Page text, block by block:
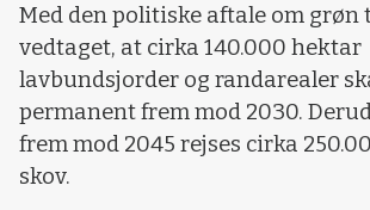
Med den politiske aftale om grøn
vedtaget, at cirka 140.000 hektar
lavbundsjorder og randarealer
permanent frem mod 2030.
frem mod 2045 rejses cirka
skov.